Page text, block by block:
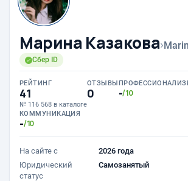
Марина Казакова›
Сбер ID
РЕЙТИНГ
41
№ 116 568 в каталоге
ОТЗЫВЫ
0 -/10
КОММУНИКАЦИЯ
-/10
На сайте с
2026 года
Юридический
статус
Самозанятый